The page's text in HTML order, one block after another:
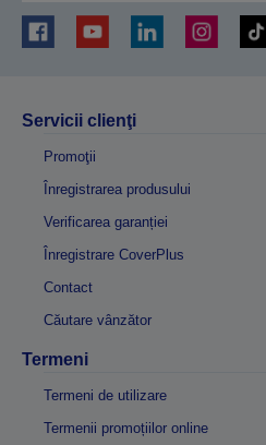
Servicii clienţi
Promoţii
Înregistrarea produsului
Verificarea garanției
Înregistrare CoverPlus
Contact
Căutare vânzător
Termeni
Termeni de utilizare
Termenii promoțiilor online